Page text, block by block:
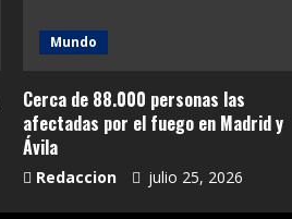
Mundo
Cerca de 88.000 personas las
afectadas por el fuego en Madrid y
Ávila
Redaccion julio 25, 2026